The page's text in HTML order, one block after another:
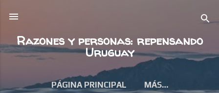
Razones y personas: repensando
Uruguay
PÁGINA PRINCIPAL MÁS…